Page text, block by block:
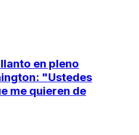
en pleno
"Ustedes
me quieren de